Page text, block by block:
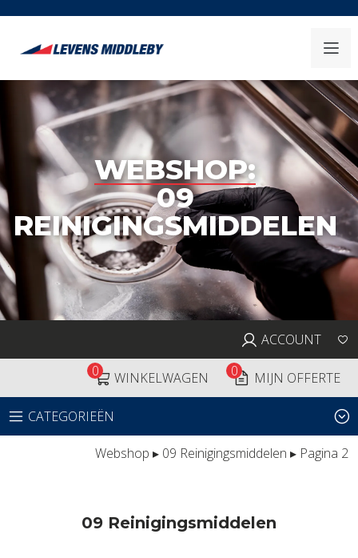
WEBSHOP:
09
REINIGINGSMIDDELEN
CATEGORIEËN
WINKELWAGEN
0 MIJN OFFERTE
0
ACCOUNT
Webshop ▸ 09 Reinigingsmiddelen ▸ Pagina 2
09 Reinigingsmiddelen